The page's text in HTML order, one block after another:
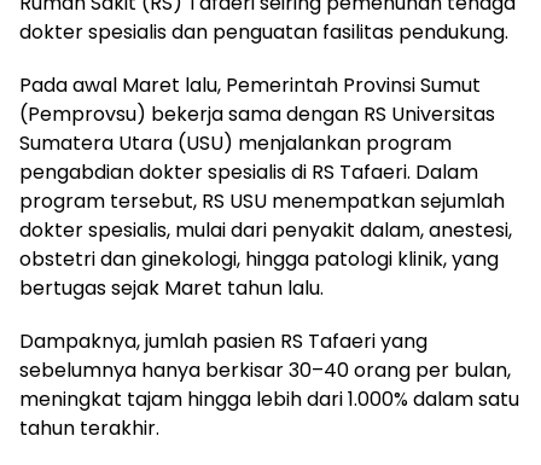
dokter spesialis dan penguatan fasilitas pendukung.
Pada awal Maret lalu, Pemerintah Provinsi Sumut
(Pemprovsu) bekerja sama dengan RS Universitas
Sumatera Utara (USU) menjalankan program
pengabdian dokter spesialis di RS Tafaeri. Dalam
program tersebut, RS USU menempatkan sejumlah
dokter spesialis, mulai dari penyakit dalam, anestesi,
obstetri dan ginekologi, hingga patologi klinik, yang
bertugas sejak Maret tahun lalu.
Dampaknya, jumlah pasien RS Tafaeri yang
sebelumnya hanya berkisar 30–40 orang per bulan,
meningkat tajam hingga lebih dari 1.000% dalam satu
tahun terakhir.